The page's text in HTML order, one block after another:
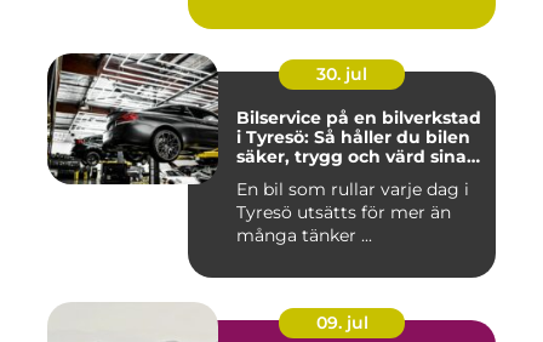
30. jul
Bilservice på en bilverkstad
i Tyresö: Så håller du bilen
säker, trygg och värd sina
En bil som rullar varje dag i
Tyresö utsätts för mer än
många tänker ...
09. jul